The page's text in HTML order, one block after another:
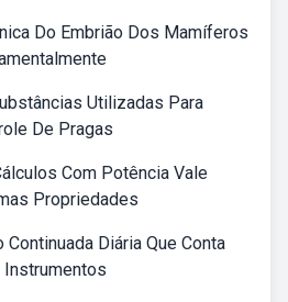
Do Embrião Dos Mamíferos
Utilizadas Para
De Pragas
Com Potência Vale
Propriedades
Continuada Diária Que Conta